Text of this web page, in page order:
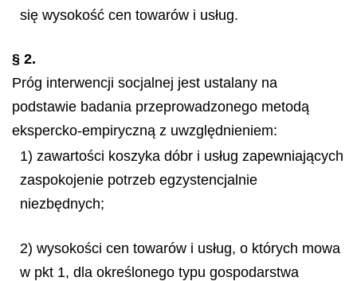
się wysokość cen towarów i usług.
§ 2.
Próg interwencji socjalnej jest ustalany na
podstawie badania przeprowadzonego metodą
ekspercko-empiryczną z uwzględnieniem:
1) zawartości koszyka dóbr i usług zapewniających
zaspokojenie potrzeb egzystencjalnie
niezbędnych;
2) wysokości cen towarów i usług, o których mowa
w pkt 1, dla określonego typu gospodarstwa